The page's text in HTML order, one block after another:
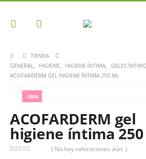
TIENDA
GENERAL, HIGIENE, HIGIENE ÍNTIMA, GELES
ACOFARDERM GEL HIGIENE ÍNTIMA 250 ML
-30%
ACOFARDERM gel
higiene íntima
( No hay valoraciones aún. )